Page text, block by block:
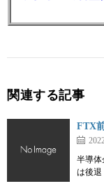
関連する記事
FTX
半導体
は後